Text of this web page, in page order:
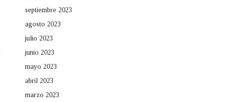
septiembre 2023
agosto 2023
julio 2023
junio 2023
mayo 2023
abril 2023
marzo 2023